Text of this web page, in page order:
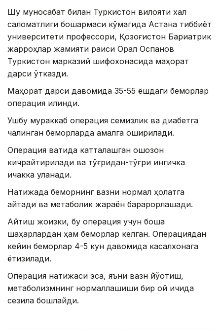
Шу муносабат билан Туркистон вилояти халқ
саломатлиги бошқармаси кўмагида Астана тиббиёт
университети профессори, Қозоғистон Бариатрик
жарроҳлар жамияти раиси Орал Оспанов
Туркистон марказий шифохонасида маҳорат
дарси ўтказди.
Маҳорат дарси давомида 35-55 ёшдаги беморлар
операция қилинди.
Ушбу мураккаб операция семизлик ва диабетга
чалинган беморларда амалга оширилади.
Операция вақтида катталашган ошқозон
кичрайтирилади ва тўғридан-тўғри ингичка
ичакка уланади.
Натижада беморнинг вазни нормал ҳолатга
қайтади ва метаболик жараён барқарорлашади.
Айтиш жоизки, бу операция учун бошқа
шаҳарлардан ҳам беморлар келган. Операциядан
кейин беморлар 4-5 кун давомида касалхонага
ётқизилади.
Операция натижаси эса, яъни вазн йўқотиш,
метаболизмнинг нормаллашиши бир ой ичида
сезила бошлайди.